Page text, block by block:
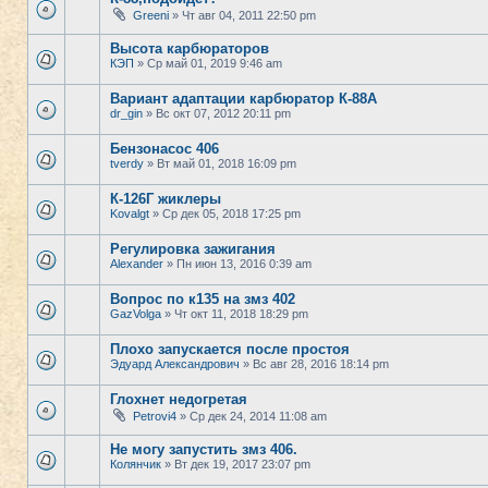
Greeni » Чт авг 04, 2011 22:50 pm
Высота карбюраторов
КЭП » Ср май 01, 2019 9:46 am
Вариант адаптации карбюратор К-88А
dr_gin » Вс окт 07, 2012 20:11 pm
Бензонасос 406
tverdy » Вт май 01, 2018 16:09 pm
К-126Г жиклеры
Kovalgt » Ср дек 05, 2018 17:25 pm
Регулировка зажигания
Alexander » Пн июн 13, 2016 0:39 am
Вопрос по к135 на змз 402
GazVolga » Чт окт 11, 2018 18:29 pm
Плохо запускается после простоя
Эдуард Александрович » Вс авг 28, 2016 18:14 pm
Глохнет недогретая
Petrovi4 » Ср дек 24, 2014 11:08 am
Не могу запустить змз 406.
Колянчик » Вт дек 19, 2017 23:07 pm